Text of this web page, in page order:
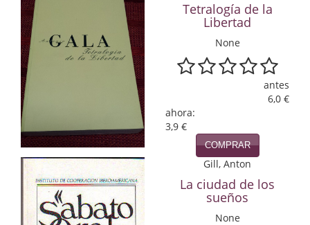
Guerra Civil Española
Historia
historia
Infantil y juvenil
Infantil y juvenil. Nuevo!!
Informática
Literatura fantástica
Tetralogía de la
Libertad
None
antes
6,0 €
ahora:
3,9 €
COMPRAR
Gill, Anton
La ciudad de los
sueños
None